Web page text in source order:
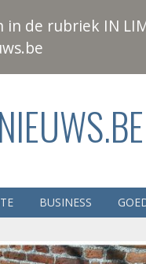
in de rubriek IN
BUSINESS